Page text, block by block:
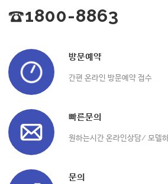
☎1800-8863
방문예약
간편 온라인 방문예약 접수
빠른문의
원하는시간 온라인상담/ 모델
문의